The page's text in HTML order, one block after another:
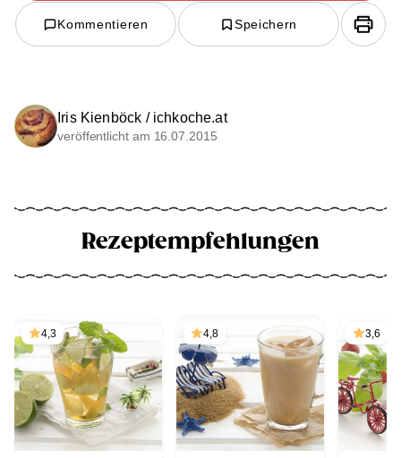
Kommentieren Speichern
Iris Kienböck / ichkoche.at
veröffentlicht am 16.07.2015
Rezeptempfehlungen
4,3 4,8 3,6